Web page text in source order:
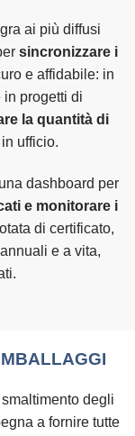
ai più diffusi
sincronizzare i
e affidabile: in
progetti di
la quantità di
ufficio.
dashboard per
e monitorare i
di certificato,
e a vita,
degli
a fornire tutte